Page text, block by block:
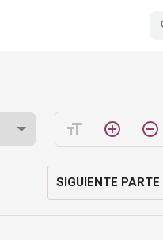
format_size add_circle_outline remove_circle_outline
SIGUIENTE PARTE